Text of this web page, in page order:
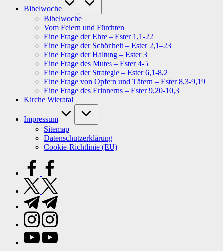
Bibelwoche
Bibelwoche
Vom Feiern und Fürchten
Eine Frage der Ehre – Ester 1,1-22
Eine Frage der Schönheit – Ester 2,1–23
Eine Frage der Haltung – Ester 3
Eine Frage des Mutes – Ester 4-5
Eine Frage der Strategie – Ester 6,1-8,2
Eine Frage von Opfern und Tätern – Ester 8,3-9,19
Eine Frage des Erinnerns – Ester 9,20-10,3
Kirche Wieratal
Impressum
Sitemap
Datenschutzerklärung
Cookie-Richtlinie (EU)
facebook.com
twitter.com
t.me
instagram.com
youtube.com